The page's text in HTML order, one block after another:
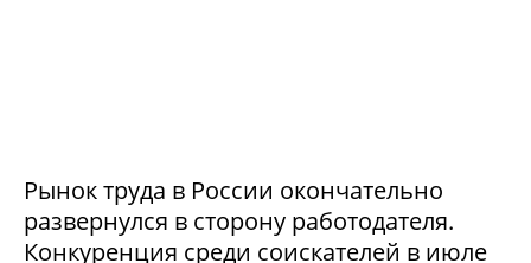
Рынок труда в России окончательно
развернулся в сторону работодателя.
Конкуренция среди соискателей в июле